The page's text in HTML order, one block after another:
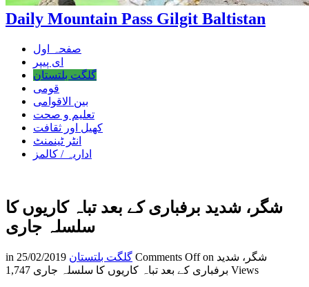
Daily Mountain Pass Gilgit Baltistan
صفحہ اول
ای پیپر
گلگت بلتستان
قومی
بین الاقوامی
تعلیم و صحت
کھیل اور ثقافت
انٹر ٹینمنٹ
اداریہ / کالمز
شگر، شدید برفباری کے بعد تباہ کاریوں کا
سلسلہ جاری
in گلگت بلتستان 25/02/2019 Comments Offon شگر، شدید
برفباری کے بعد تباہ کاریوں کا سلسلہ جاری 1,747 Views